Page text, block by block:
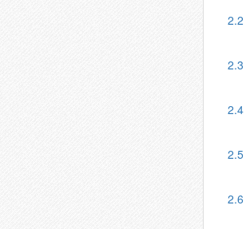
2.2
2.3
2.4
2.5
2.6